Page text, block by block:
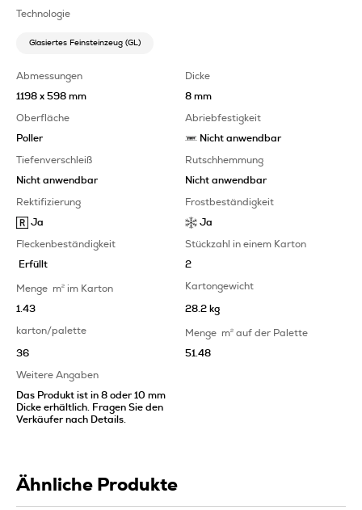
Technologie
Glasiertes Feinsteinzeug (GL)
Abmessungen
1198 x 598 mm
Dicke
8 mm
Oberfläche
Poller
Abriebfestigkeit
Nicht anwendbar
Tiefenverschleiß
Nicht anwendbar
Rutschhemmung
Nicht anwendbar
Rektifizierung
Ja
Frostbeständigkeit
Ja
Fleckenbeständigkeit
Erfüllt
Stückzahl in einem Karton
2
Menge m2 im Karton
1.43
Kartongewicht
28.2 kg
karton/palette
36
Mengem2 auf der Palette
51.48
Weitere Angaben
Das Produkt ist in 8 oder 10 mm
Dicke erhältlich. Fragen Sie den
Verkäufer nach Details.
Ähnliche Produkte